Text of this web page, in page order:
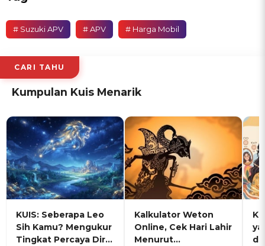
# Suzuki APV # APV # Harga Mobil
CARI TAHU
Kumpulan Kuis Menarik
KUIS: Seberapa Leo
Sih Kamu? Mengukur
Tingkat Percaya Diri
Kalkulator Weton
Online, Cek Hari Lahir
Menurut